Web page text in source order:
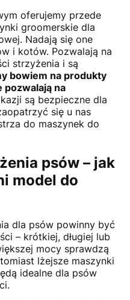
oferujemy przede
groomerskie dla
Nadają się one
i kotów. Pozwalają na
strzyżenia i są
bowiem na produkty
na
są bezpieczne dla
się u nas
do maszynek do
psów – jak
model do
dla psów powinny być
– krótkiej, długiej lub
mocy sprawdzą
lżejsze maszynki
idealne dla psów